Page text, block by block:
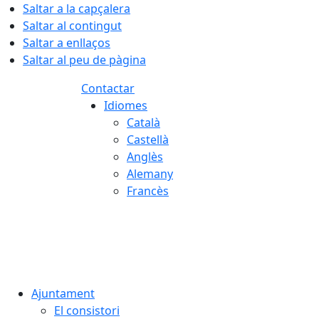
Saltar a la capçalera
Saltar al contingut
Saltar a enllaços
Saltar al peu de pàgina
Contactar
Idiomes
Català
Castellà
Anglès
Alemany
Francès
Ajuntament
El consistori